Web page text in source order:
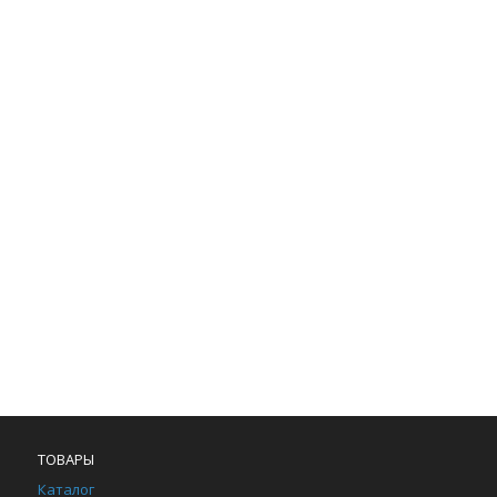
ТОВАРЫ
Каталог